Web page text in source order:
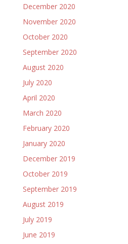
December 2020
November 2020
October 2020
September 2020
August 2020
July 2020
April 2020
March 2020
February 2020
January 2020
December 2019
October 2019
September 2019
August 2019
July 2019
June 2019